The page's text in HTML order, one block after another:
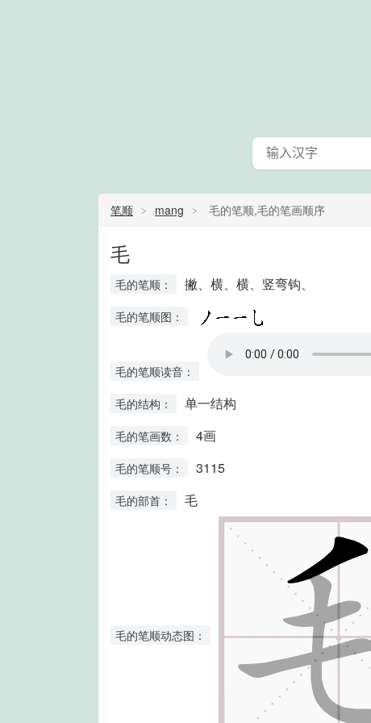
笔顺 mang 毛的笔顺,毛的笔画顺序
毛
毛的笔顺： 撇、横、横、竖弯钩、
毛的笔顺图：
毛的笔顺读音：
毛的结构：
单一结构
毛的笔画数： 4画
毛的笔顺号： 3115
毛的部首： 毛
毛的笔顺动态图：